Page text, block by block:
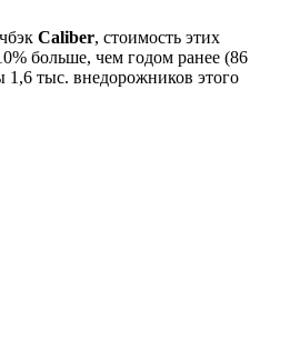
Caliber, стоимость этих
больше, чем годом ранее (86
1,6 тыс. внедорожников этого